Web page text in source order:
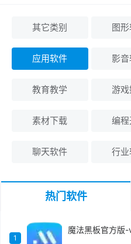
其它类别 图
应用软件 影
教育教学 游
素材下载 编
聊天软件 行
热门软件
1
魔法黑板官方版-